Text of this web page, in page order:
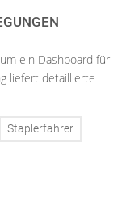
T
ein Dashboard für
liefert detaillierte
Staplerfahrer